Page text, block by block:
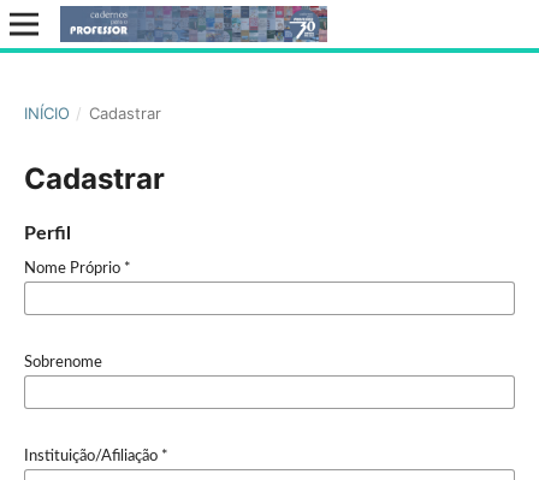
INÍCIO / Cadastrar
Cadastrar
Perfil
Nome Próprio *
Sobrenome
Instituição/Afiliação *